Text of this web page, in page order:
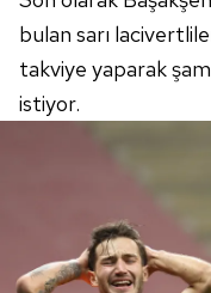
bulan sarı
takviye yaparak
istiyor.